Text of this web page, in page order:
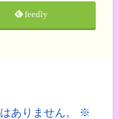
feedly
ありません。
※